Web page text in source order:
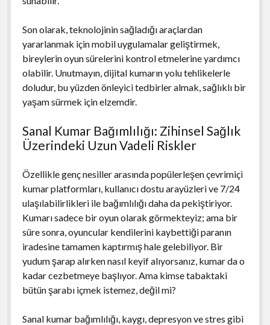
Son olarak, teknolojinin sağladığı araçlardan
yararlanmak için mobil uygulamalar geliştirmek,
bireylerin oyun sürelerini kontrol etmelerine yardımcı
olabilir. Unutmayın, dijital kumarın yolu tehlikelerle
doludur, bu yüzden önleyici tedbirler almak, sağlıklı bir
yaşam sürmek için elzemdir.
Sanal Kumar Bağımlılığı: Zihinsel Sağlık
Üzerindeki Uzun Vadeli Riskler
Özellikle genç nesiller arasında popülerleşen çevrimiçi
kumar platformları, kullanıcı dostu arayüzleri ve 7/24
ulaşılabilirlikleri ile bağımlılığı daha da pekiştiriyor.
Kumarı sadece bir oyun olarak görmekteyiz; ama bir
süre sonra, oyuncular kendilerini kaybettiği paranın
iradesine tamamen kaptırmış hale gelebiliyor. Bir
yudum şarap alırken nasıl keyif alıyorsanız, kumar da o
kadar cezbetmeye başlıyor. Ama kimse tabaktaki
bütün şarabı içmek istemez, değil mi?
Sanal kumar bağımlılığı, kaygı, depresyon ve stres gibi